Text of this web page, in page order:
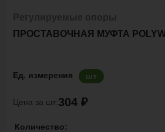
ПРОСТАВОЧНАЯ МУФТА
Ед. измерения шт
Цена за шт:304 ₽
Количество: